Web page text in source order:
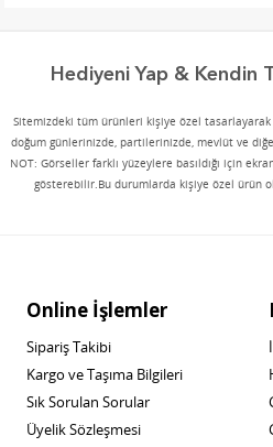
Hediyeni Yap & Kendin
Sitemizdeki tüm ürünleri kişiye özel
doğum günlerinizde, partilerinizde, mevlüt ve
NOT: Görseller farklı yüzeylere basıldığı için
gösterebilir.Bu durumlarda kişiye özel ürün
Online İşlemler
Sipariş Takibi
Kargo ve Taşıma Bilgileri
Sık Sorulan Sorular
Üyelik Sözleşmesi